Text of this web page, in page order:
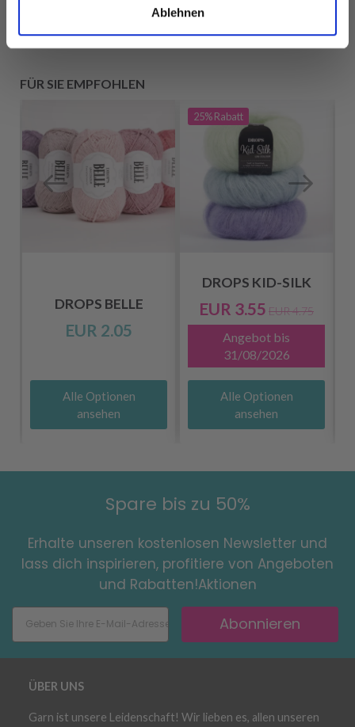
Ablehnen
FÜR SIE EMPFOHLEN
DROPS BELLE
EUR 2.05
Alle Optionen
ansehen
25%Rabatt
DROPS KID-SILK
EUR 3.55 EUR 4.75
Angebot bis
31/08/2026
Alle Optionen
ansehen
Spare bis zu 50%
Erhalte unseren kostenlosen Newsletter und
lass dich inspirieren, profitiere von Angeboten
und Rabatten!Aktionen
Abonnieren
ÜBER UNS
Garn ist unsere Leidenschaft! Wir lieben es, allen unseren